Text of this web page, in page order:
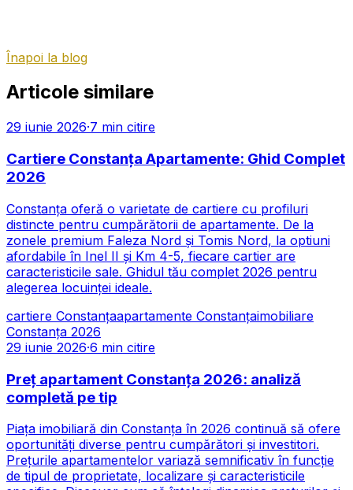
Înapoi la blog
Articole similare
29 iunie 2026·7 min citire
Cartiere Constanța Apartamente: Ghid Complet
2026
Constanța oferă o varietate de cartiere cu profiluri
distincte pentru cumpărătorii de apartamente. De la
zonele premium Faleza Nord și Tomis Nord, la optiuni
afordabile în Inel II și Km 4-5, fiecare cartier are
caracteristicile sale. Ghidul tău complet 2026 pentru
alegerea locuinței ideale.
cartiere Constanțaapartamente Constanțaimobiliare
Constanța 2026
29 iunie 2026·6 min citire
Preț apartament Constanța 2026: analiză
completă pe tip
Piața imobiliară din Constanța în 2026 continuă să ofere
oportunități diverse pentru cumpărători și investitori.
Prețurile apartamentelor variază semnificativ în funcție
de tipul de proprietate, localizare și caracteristicile